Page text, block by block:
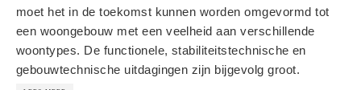
moet het in de toekomst kunnen worden omgevormd tot
een woongebouw met een veelheid aan verschillende
woontypes. De functionele, stabiliteitstechnische en
gebouwtechnische uitdagingen zijn bijgevolg groot.